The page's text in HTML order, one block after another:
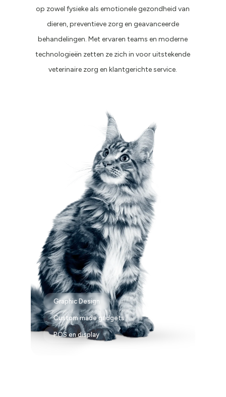
op zowel fysieke als emotionele gezondheid van
dieren, preventieve zorg en geavanceerde
behandelingen. Met ervaren teams en moderne
technologieën zetten ze zich in voor uitstekende
veterinaire zorg en klantgerichte service.
Graphic Design
Custom made gadgets
POS en display